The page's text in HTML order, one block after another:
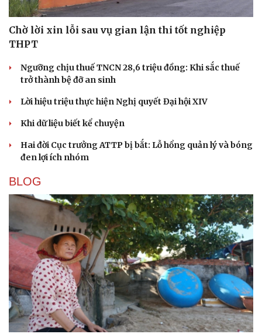
Du lịch
Podcast
Chờ lời xin lỗi sau vụ gian lận thi tốt nghiệp
THPT
Ngưỡng chịu thuế TNCN 28,6 triệu đồng: Khi sắc thuế
trở thành bệ đỡ an sinh
Lời hiệu triệu thực hiện Nghị quyết Đại hội XIV
Khi dữ liệu biết kể chuyện
Hai đời Cục trưởng ATTP bị bắt: Lỗ hổng quản lý và bóng
đen lợi ích nhóm
BLOG